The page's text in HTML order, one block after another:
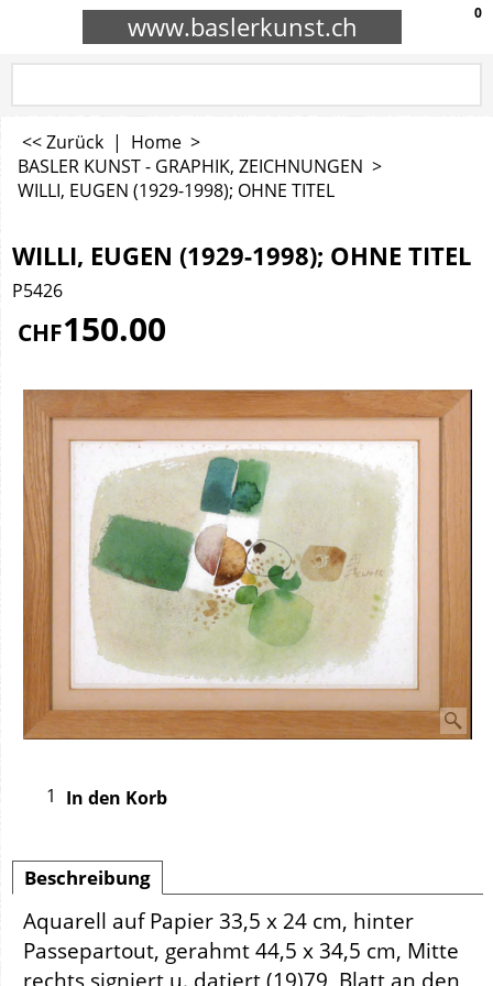
www.baslerkunst.ch 0
<< Zurück | Home >
BASLER KUNST - GRAPHIK, ZEICHNUNGEN >
WILLI, EUGEN (1929-1998); OHNE TITEL
WILLI, EUGEN (1929-1998); OHNE TITEL
P5426
CHF150.00
In den Korb
Beschreibung
Aquarell auf Papier 33,5 x 24 cm, hinter
Passepartout, gerahmt 44,5 x 34,5 cm, Mitte
rechts signiert u. datiert (19)79, Blatt an den